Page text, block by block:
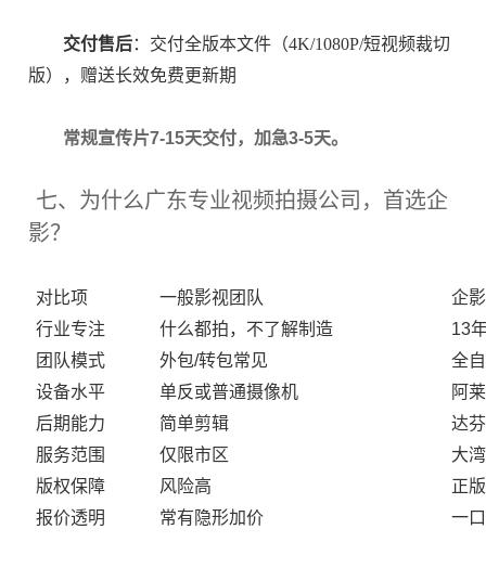
交付售后：交付全版本文件（4K/1080P/短视频裁切
版），赠送长效免费更新期
常规宣传片7-15天交付，加急3-5天。
七、为什么广东专业视频拍摄公司，首选企
影？
对比项 一般影视团队
企
行业专注
什么都拍，不了解制造
13
团队模式
外包/转包常见
全
设备水平
单反或普通摄像机
阿
后期能力
简单剪辑
达
服务范围
仅限市区
大
版权保障
风险高
正
报价透明
常有隐形加价 一